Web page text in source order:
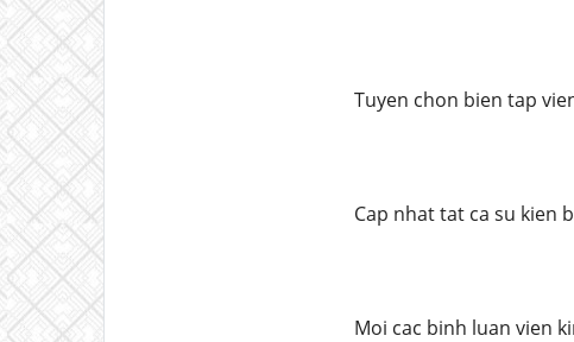
Tuyen chon bien tap
Cap nhat tat ca su kien
Moi cac binh luan vien